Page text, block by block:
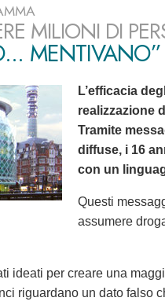
MILIONI DI
MENTIVANO”
L’efficacia
realizzazione
Tramite
diffuse, i 16
con un
Questi
assumere
ideati per creare una
riguardano un dato falso